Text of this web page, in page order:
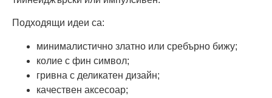
Подходящи идеи са:
минималистично златно или сребърно бижу;
колие с фин символ;
гривна с деликатен дизайн;
качествен аксесоар;